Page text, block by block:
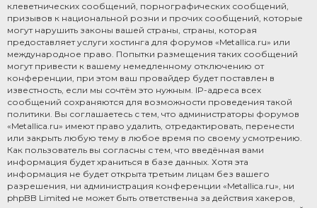
клеветнических сообщений, порнографических сообщений,
призывов к национальной розни и прочих сообщений, которые
могут нарушить законы вашей страны, страны, которая
предоставляет услуги хостинга для форумов «Metallica.ru» или
международное право. Попытки размещения таких сообщений
могут привести к вашему немедленному отключению от
конференции, при этом ваш провайдер будет поставлен в
известность, если мы сочтём это нужным. IP-адреса всех
сообщений сохраняются для возможности проведения такой
политики. Вы соглашаетесь с тем, что администраторы форумов
«Metallica.ru» имеют право удалить, отредактировать, перенести
или закрыть любую тему в любое время по своему усмотрению.
Как пользователь вы согласны с тем, что введённая вами
информация будет храниться в базе данных. Хотя эта
информация не будет открыта третьим лицам без вашего
разрешения, ни администрация конференции «Metallica.ru», ни
phpBB Limited не может быть ответственна за действия хакеров,